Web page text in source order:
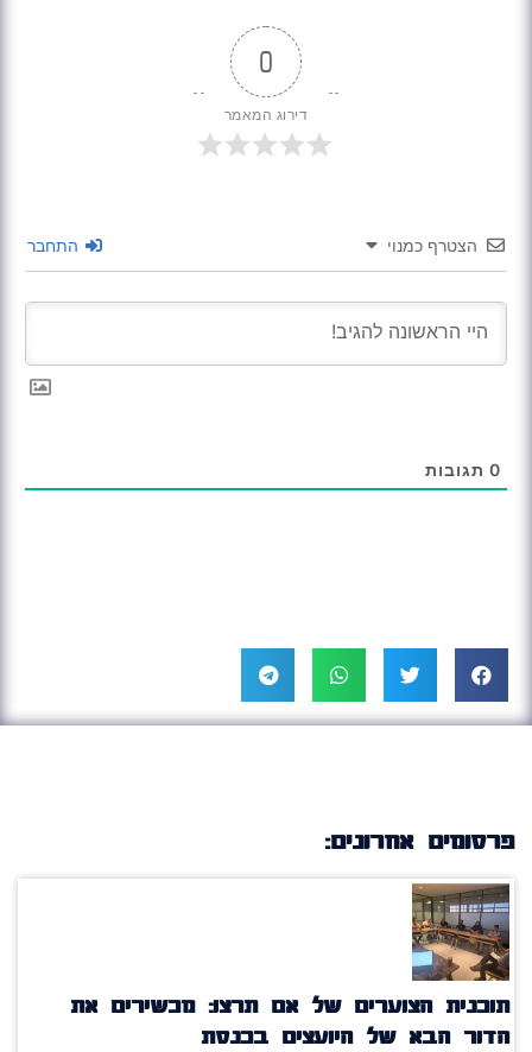
0
דירוג המאמר
הצטרף כמנוי התחבר
0 תגובות
פרסומים אחרונים:
תוכנית הצוערים של אם תרצו: מכשירים את
הדור הבא של היועצים בכנסת